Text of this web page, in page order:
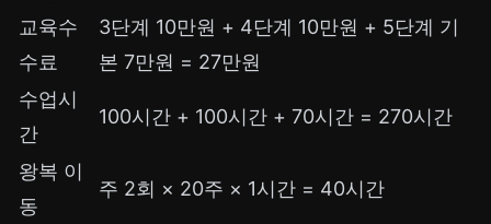
교육수
수료
3단계 10만원 + 4단계 10만원 + 5단계 기
본 7만원 = 27만원
수업시
간
100시간 + 100시간 + 70시간 = 270시간
왕복 이
동
주 2회 × 20주 × 1시간 = 40시간